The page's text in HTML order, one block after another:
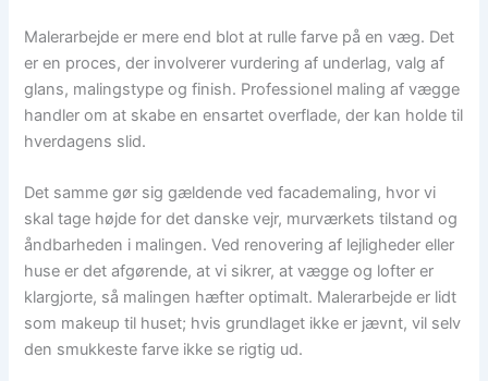
Malerarbejde er mere end blot at rulle farve på en væg. Det
er en proces, der involverer vurdering af underlag, valg af
glans, malingstype og finish. Professionel maling af vægge
handler om at skabe en ensartet overflade, der kan holde til
hverdagens slid.
Det samme gør sig gældende ved facademaling, hvor vi
skal tage højde for det danske vejr, murværkets tilstand og
åndbarheden i malingen. Ved renovering af lejligheder eller
huse er det afgørende, at vi sikrer, at vægge og lofter er
klargjorte, så malingen hæfter optimalt. Malerarbejde er lidt
som makeup til huset; hvis grundlaget ikke er jævnt, vil selv
den smukkeste farve ikke se rigtig ud.